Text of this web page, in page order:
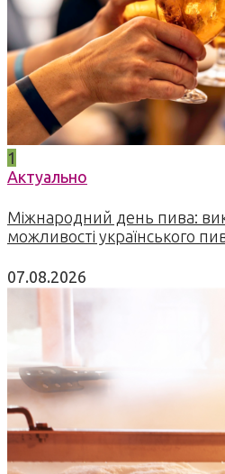
1
Актуально
Міжнародний день пива:
можливості українського
07.08.2026